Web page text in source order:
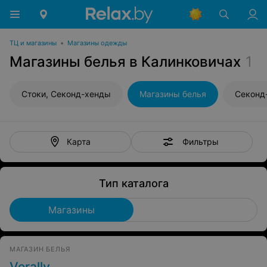
ТЦ и магазины • Магазины одежды
Магазины белья в Калинковичах 1
Стоки, Секонд-хенды Магазины белья
Карта Фильтры
Тип каталога
Магазины
МАГАЗИН БЕЛЬЯ